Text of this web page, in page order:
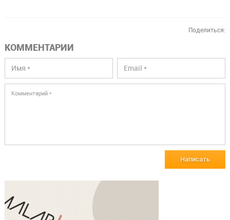
Поделиться:
КОММЕНТАРИИ
Написать